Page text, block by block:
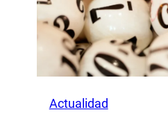
Actualidad